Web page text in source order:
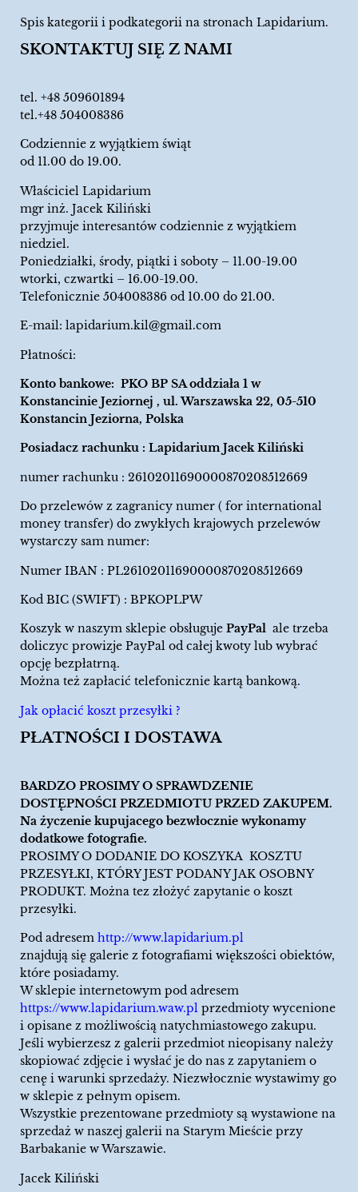
Spis kategorii i podkategorii na stronach Lapidarium.
SKONTAKTUJ SIĘ Z NAMI
tel. +48 509601894
tel.+48 504008386
Codziennie z wyjątkiem świąt
od 11.00 do 19.00.
Właściciel Lapidarium
mgr inż. Jacek Kiliński
przyjmuje interesantów codziennie z wyjątkiem
niedziel.
Poniedziałki, środy, piątki i soboty – 11.00-19.00
wtorki, czwartki – 16.00-19.00.
Telefonicznie 504008386 od 10.00 do 21.00.
E-mail: lapidarium.kil@gmail.com
Płatności:
Konto bankowe: PKO BP SA oddziała 1 w
Konstancinie Jeziornej , ul. Warszawska 22, 05-510
Konstancin Jeziorna, Polska
Posiadacz rachunku : Lapidarium Jacek Kiliński
numer rachunku : 26102011690000870208512669
Do przelewów z zagranicy numer ( for international
money transfer) do zwykłych krajowych przelewów
wystarczy sam numer:
Numer IBAN : PL26102011690000870208512669
Kod BIC (SWIFT) : BPKOPLPW
Koszyk w naszym sklepie obsługuje PayPal ale trzeba
doliczyc prowizje PayPal od całej kwoty lub wybrać
opcję bezpłatrną.
Można też zapłacić telefonicznie kartą bankową.
Jak opłacić koszt przesyłki ?
PŁATNOŚCI I DOSTAWA
BARDZO PROSIMY O SPRAWDZENIE
DOSTĘPNOŚCI PRZEDMIOTU PRZED ZAKUPEM.
Na życzenie kupujacego bezwłocznie wykonamy
dodatkowe fotografie.
PROSIMY O DODANIE DO KOSZYKA KOSZTU
PRZESYŁKI, KTÓRY JEST PODANY JAK OSOBNY
PRODUKT. Można tez złożyć zapytanie o koszt
przesyłki.
Pod adresem http://www.lapidarium.pl
znajdują się galerie z fotografiami większości obiektów,
które posiadamy.
W sklepie internetowym pod adresem
https://www.lapidarium.waw.pl przedmioty wycenione
i opisane z możliwością natychmiastowego zakupu.
Jeśli wybierzesz z galerii przedmiot nieopisany należy
skopiować zdjęcie i wysłać je do nas z zapytaniem o
cenę i warunki sprzedaży. Niezwłocznie wystawimy go
w sklepie z pełnym opisem.
Wszystkie prezentowane przedmioty są wystawione na
sprzedaż w naszej galerii na Starym Mieście przy
Barbakanie w Warszawie.
Jacek Kiliński